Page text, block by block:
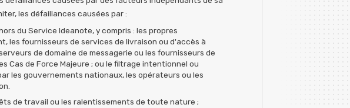
les défaillances causées par :
du Service Ideanote, y compris : les propres
les fournisseurs de services de livraison ou d'accès à
de domaine de messagerie ou les fournisseurs de
Cas de Force Majeure ; ou le filtrage intentionnel ou
les gouvernements nationaux, les opérateurs ou les
de travail ou les ralentissements de toute nature ;